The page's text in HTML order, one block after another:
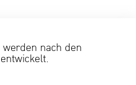
nach den